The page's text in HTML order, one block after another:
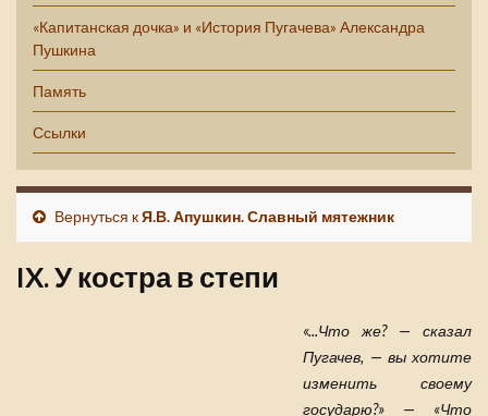
«Капитанская дочка» и «История Пугачева» Александра
Пушкина
Память
Ссылки
Вернуться кЯ.В. Апушкин. Славный мятежник
IX. У костра в степи
«...Что же? — сказал
Пугачев, — вы хотите
изменить своему
государю?» — «Что